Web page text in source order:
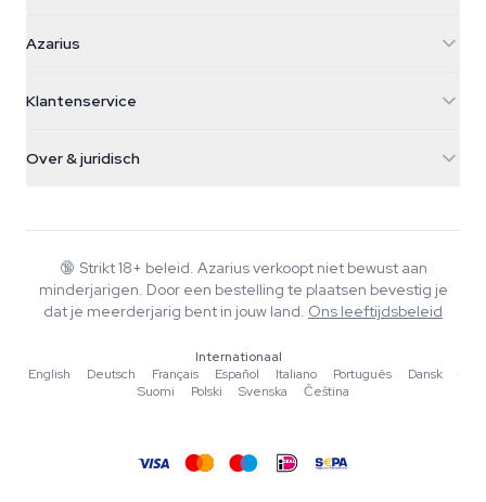
Galvaniweg 11
Nederland
+31(0)204897914
Azarius
Smokeshop
Klantenservice
Retourbeleid
Veelgestelde vragen
Privacybeleid
Over & juridisch
Wiki
Muziek
Redactionele normen
Tools & Calculators
🔞 Strikt 18+ beleid. Azarius verkoopt niet bewust aan
minderjarigen. Door een bestelling te plaatsen bevestig je
dat je meerderjarig bent in jouw land. Ons leeftijdsbeleid
Internationaal
English
·Deutsch ·Français ·Español ·Italiano ·Português ·Dansk
·
Suomi
·Polski ·Svenska ·Čeština